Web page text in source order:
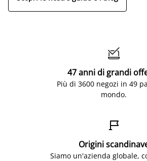

47 anni di grandi
Più di 3600 negozi in 49
mondo.

Origini
Siamo un'azienda globale,